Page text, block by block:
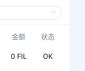
金额 状态
0 FIL OK